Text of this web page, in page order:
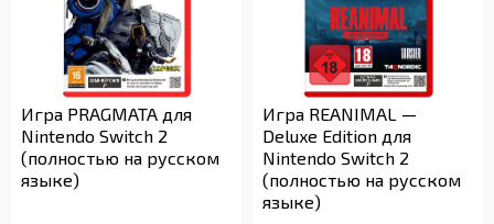
Игра PRAGMATA для
Nintendo Switch 2
(полностью на русском
языке)
Игра REANIMAL —
Deluxe Edition для
Nintendo Switch 2
(полностью на русском
языке)